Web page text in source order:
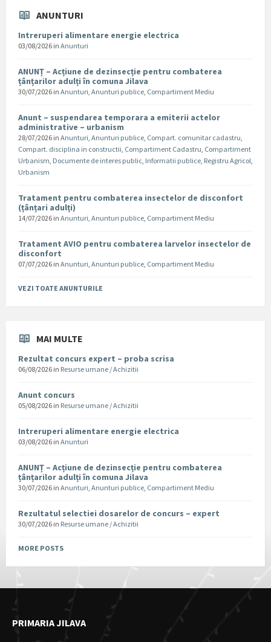
ANUNTURI
Intreruperi alimentare energie electrica
03/08/2026 in Anunturi
ANUNȚ – Acțiune de dezinsecție pentru combaterea
țânțarilor adulți în comuna Jilava
30/07/2026 in Anunturi, Anunturi publice, Compartiment Mediu
Anunt – suspendarea temporara a emiterii actelor
administrative – urbanism
28/07/2026 in Anunturi, Anunturi publice, Compart. comunitar cadastru,
Compart. disciplina in constructii, Compartiment Cadastru, Compartiment
Urbanism, Documente de interes public, Informatii publice, Registru Agricol,
Urbanism
Tratament pentru combaterea insectelor de disconfort
(țânțari adulți)
14/07/2026 in Anunturi, Anunturi publice, Compartiment Mediu
Tratament AVIO pentru combaterea larvelor insectelor de
disconfort
07/07/2026 in Anunturi, Anunturi publice, Compartiment Mediu
VEZI TOATE ANUNTURILE
MAI MULTE
Rezultat concurs expert – proba scrisa
06/08/2026 in Resurse umane / Achizitii
Anunt concurs
05/08/2026 in Resurse umane / Achizitii
Intreruperi alimentare energie electrica
03/08/2026 in Anunturi
ANUNȚ – Acțiune de dezinsecție pentru combaterea
țânțarilor adulți în comuna Jilava
30/07/2026 in Anunturi, Anunturi publice, Compartiment Mediu
Rezultatul selectiei dosarelor de concurs – expert
30/07/2026 in Resurse umane / Achizitii
MORE POSTS
PRIMARIA JILAVA